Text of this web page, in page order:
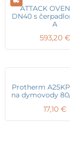
ATTACK
DN40 s
A
593,20 €
Protherm
na dymovody
17,10 €